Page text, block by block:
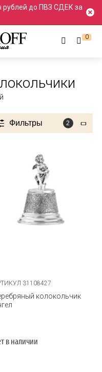
рублей до ПВЗ СДЕК за
0
Фильтры 2
31108427
колокольчик
в наличии